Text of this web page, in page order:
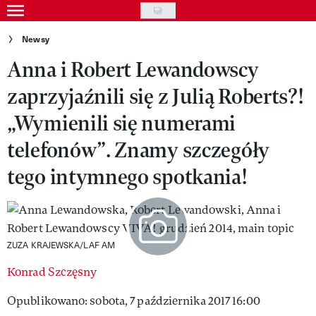
Skip
to
content
Gwiazdy
Ludzie
Moda
Uroda
Styl życia
Kultura
Wideo
Nasze akcje
VIVA!ART
VIVA!MODA
Newsy
Anna i Robert Lewandowscy
zaprzyjaźnili się z Julią Roberts?!
„Wymienili się numerami
telefonów”. Znamy szczegóły
tego intymnego spotkania!
ZUZA KRAJEWSKA/LAF AM
Konrad Szczęsny
Opublikowano: sobota, 7 października 2017 16:00